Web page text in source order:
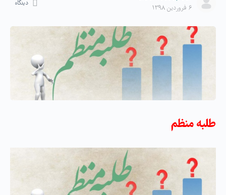
۶ فروردین ۱۳۹۸
دیدگاه
طلبه منظم